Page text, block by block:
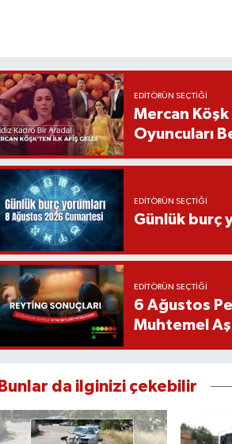
EDITÖRÜN SEÇTIĞI
Mercan Köşk
Oyuncuları
EDITÖRÜN SEÇTIĞI
Günlük burç
EDITÖRÜN SEÇTIĞI
6 Ağustos
Muhtemel
Bunlar da ilginizi çekebilir